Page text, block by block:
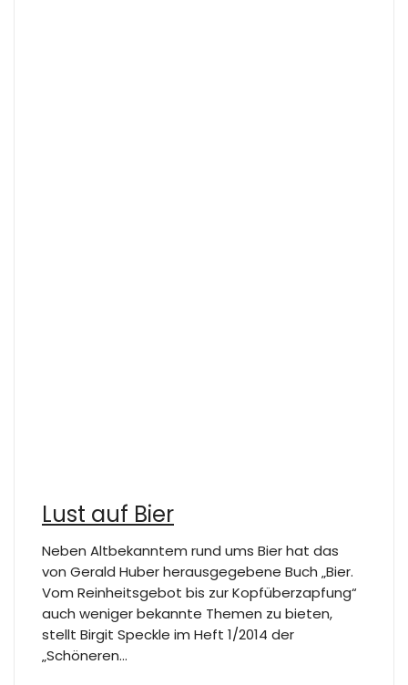
Lust auf Bier
Neben Altbekanntem rund ums Bier hat das
von Gerald Huber herausgegebene Buch „Bier.
Vom Reinheitsgebot bis zur Kopfüberzapfung“
auch weniger bekannte Themen zu bieten,
stellt Birgit Speckle im Heft 1/2014 der
„Schöneren…